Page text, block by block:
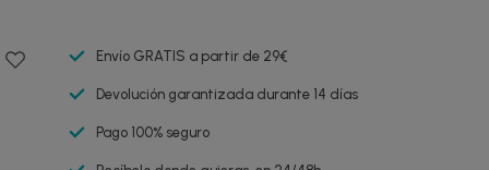
Envío GRATIS a partir de 29€
Devolución garantizada durante 14 días
Pago 100% seguro